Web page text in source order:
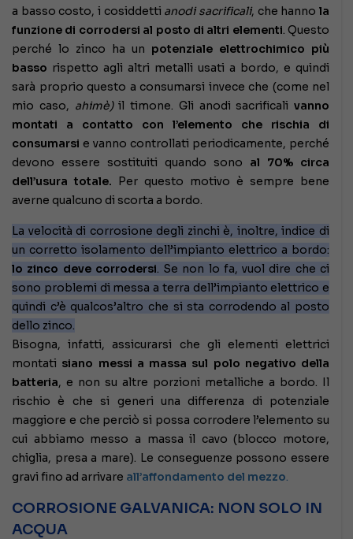
a basso costo, i cosiddetti anodi sacrificali, che hannola
funzione di corrodersi al posto di altri elementi. Questo
perché lo zinco ha un potenziale elettrochimico più
basso rispetto agli altri metalli usati a bordo, e quindi
sarà proprio questo a consumarsi invece che (come nel
mio caso, ahimè)il timone. Gli anodi sacrificali vanno
montati a contatto con l’elemento che rischia di
consumarsi e vanno controllati periodicamente, perché
devono essere sostituiti quando sono al 70% circa
dell’usura totale. Per questo motivo è sempre bene
averne qualcuno di scorta a bordo.
La velocità di corrosione degli zinchi è, inoltre, indice di
un corretto isolamento dell’impianto elettrico a bordo:
lo zinco deve corrodersi. Se non lo fa, vuol dire che ci
sono problemi di messa a terra dell’impianto elettrico e
quindi c’è qualcos’altro che si sta corrodendo al posto
dello zinco.
Bisogna, infatti, assicurarsi che gli elementi elettrici
montati siano messi a massa sul polo negativo della
batteria, e non su altre porzioni metalliche a bordo. Il
rischio è che si generi una differenza di potenziale
maggiore e che perciò si possa corrodere l’elemento su
cui abbiamo messo a massa il cavo (blocco motore,
chiglia, presa a mare). Le conseguenze possono essere
gravi fino ad arrivare all’affondamento del mezzo
CORROSIONE GALVANICA: NON SOLO IN
ACQUA